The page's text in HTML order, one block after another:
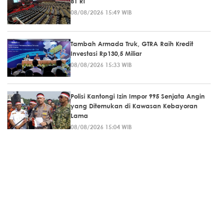
08/08/2026 15:49 WIB
Tambah Armada Truk, GTRA Raih Kredit
Investasi Rp130,5 Miliar
08/08/2026 15:33 WIB
Polisi Kantongi Izin Impor 995 Senjata Angin
yang Ditemukan di Kawasan Kebayoran
Lama
08/08/2026 15:04 WIB